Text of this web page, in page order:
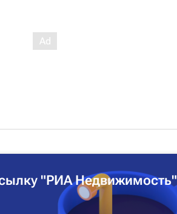
"РИА Недвижимость"